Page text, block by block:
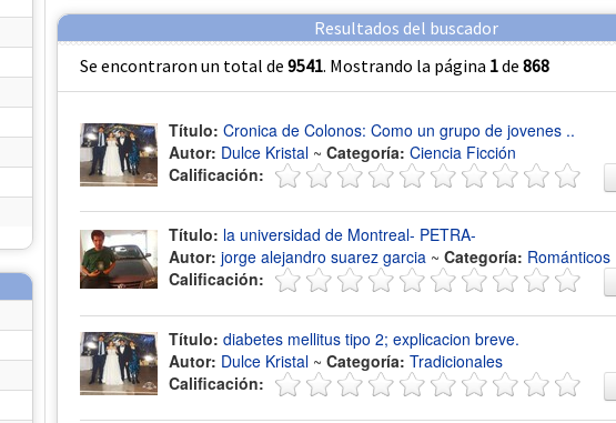
Resultados del buscador
Se encontraron un total de 9541. Mostrando la página 1de 868
Título: Cronica de Colonos: Como un grupo de jovenes ..
Autor: Dulce Kristal ~ Categoría: Ciencia Ficción
Calificación:
Título: la universidad de Montreal- PETRA-
Autor: jorge alejandro suarez garcia ~ Categoría: Románticos
Calificación:
Título: diabetes mellitus tipo 2; explicacion breve.
Autor: Dulce Kristal ~ Categoría: Tradicionales
Calificación: